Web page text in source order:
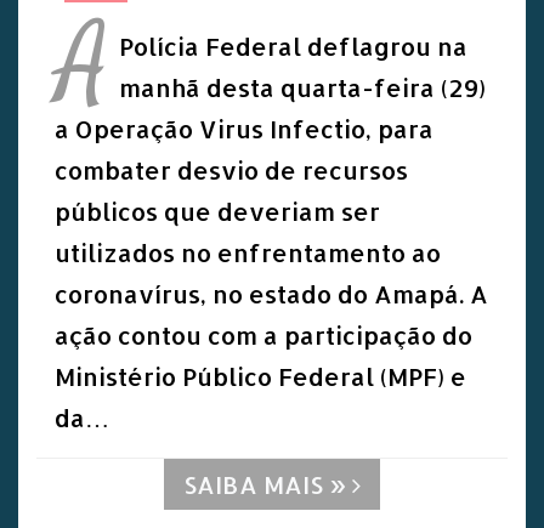
A Polícia Federal deflagrou na
manhã desta quarta-feira (29)
a Operação Virus Infectio, para
combater desvio de recursos
públicos que deveriam ser
utilizados no enfrentamento ao
coronavírus, no estado do Amapá. A
ação contou com a participação do
Ministério Público Federal (MPF) e
da…
SAIBA MAIS »